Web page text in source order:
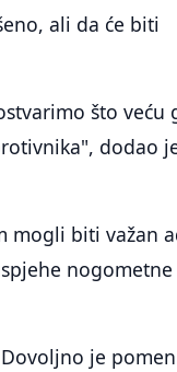
ali da će biti
što veću
dodao
mogli biti važan
nogometne
je